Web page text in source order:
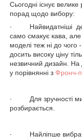
Сьогодні існує велике
порад щодо вибору:
· Найвидатніші
само смакує кава,
моделі теж ні до чого
досить високу ціну
незвичний дизайн. На
у порівнянні з Фронч-
· Для зручності
розбирається.
· Найліпше